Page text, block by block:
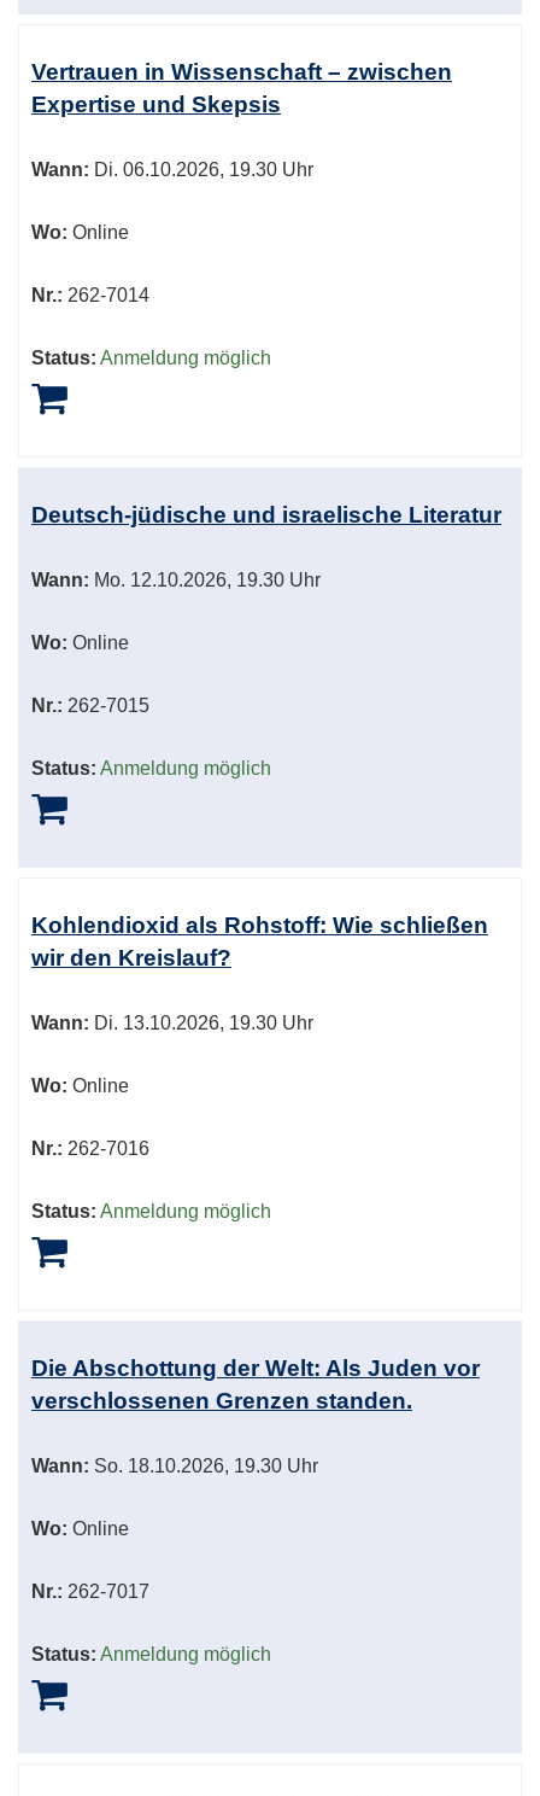
Vertrauen in Wissenschaft – zwischen
Expertise und Skepsis
Wann: Di. 06.10.2026, 19.30 Uhr
Wo: Online
Nr.: 262-7014
Status: Anmeldung möglich
Deutsch-jüdische und israelische Literatur
Wann: Mo. 12.10.2026, 19.30 Uhr
Wo: Online
Nr.: 262-7015
Status: Anmeldung möglich
Kohlendioxid als Rohstoff: Wie schließen
wir den Kreislauf?
Wann: Di. 13.10.2026, 19.30 Uhr
Wo: Online
Nr.: 262-7016
Status: Anmeldung möglich
Die Abschottung der Welt: Als Juden vor
verschlossenen Grenzen standen.
Wann: So. 18.10.2026, 19.30 Uhr
Wo: Online
Nr.: 262-7017
Status: Anmeldung möglich